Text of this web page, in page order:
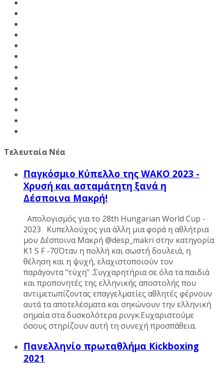
Τελευταία Νέα
Παγκόσμιο Κύπελλο της WAKO 2023 -
Χρυσή και ασταμάτητη ξανά η
Δέσποινα Μακρή!
Απολογισμός για το 28th Hungarian World Cup -
2023 Κυπελλούχος για άλλη μια φορά η αθλήτρια
μου Δέσποινα Μακρή @desp_makri στην κατηγορία
K1 S F -70Όταν η πολλή και σωστή δουλειά, η
θέληση και η ψυχή, ελαχιστοποιούν τον
παράγοντα "τύχη" .Συγχαρητήρια σε όλα τα παιδιά
και προπονητές της ελληνικής αποστολής που
αντιμετωπίζοντας επαγγελματίες αθλητές φέρνουν
αυτά τα αποτελέσματα και σηκώνουν την ελληνική
σημαία στα δυσκολότερα ρινγκ.Ευχαριστούμε
όσους στηρίζουν αυτή τη συνεχή προσπάθεια.
Πανελληνίο πρωταθλήμα Kickboxing
2021